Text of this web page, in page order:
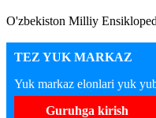
O'zbekiston Milliy
TEZ YUK MARKAZ
Yuk markaz elonlari yuk
Guruhga kirish